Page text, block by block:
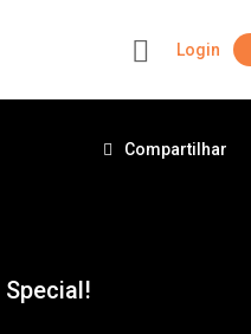
Login
Compartilhar